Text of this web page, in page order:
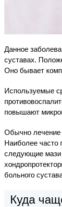
Данное
суставах.
Оно бывает
Используемые
повышают
Обычно лечение
Наиболее часто
следующие
больного
Куда